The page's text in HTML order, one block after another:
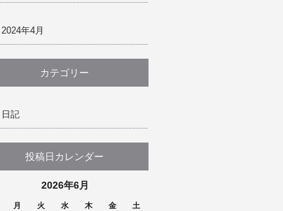
2024年4月
カテゴリー
日記
投稿日カレンダー
2026年6月
月 火 水 木 金 土